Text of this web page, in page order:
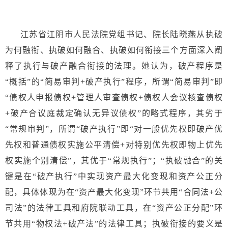
江苏省江阴市人民法院党组书记、院长陆晓燕从执破
为何融衔、执破如何融合、执破如何衔接三个方面深入阐
释了执行与破产融合衔接的法理。她认为，破产程序是
“概括”的“简易审判+破产执行”程序，所谓“简易审判”即
“债权人申报债权+管理人审查债权+债权人会议核查债权
+破产合议庭裁定确认无异议债权”的略式程序，其劣于
“常规审判”，所谓“破产执行”即“对一般优先权即破产优
先权和普通债权实施公平清偿+对特别优先权即物上优先
权实施个别清偿”，其优于“常规执行”；“执破融合”的关
键是在“破产执行”中实现资产最大化变现和资产公正分
配，具体体现为在“资产最大化变现”环节共用“合同法+公
司法”的法律工具和府院联动工具，在“资产公正分配”环
节共用“物权法+破产法”的法律工具；执破衔接的要义是